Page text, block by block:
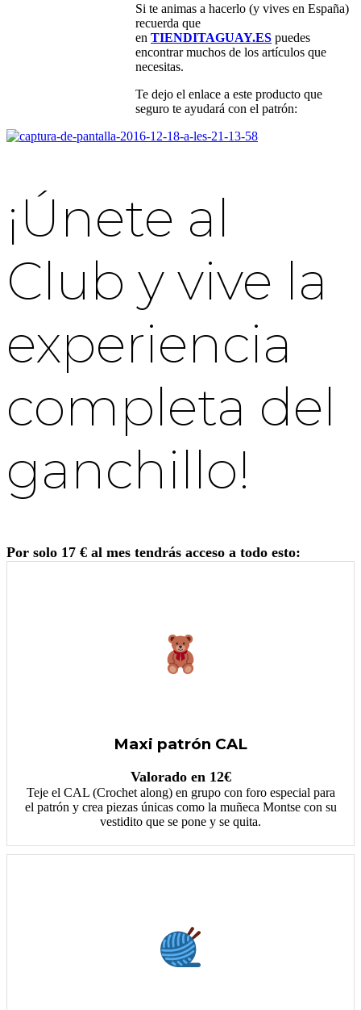
Si te animas a hacerlo (y vives en España)
recuerda que
en TIENDITAGUAY.ES puedes
encontrar muchos de los artículos que
necesitas.
Te dejo el enlace a este producto que
seguro te ayudará con el patrón:
¡Únete al
Club y vive la
experiencia
completa del
ganchillo!
Por solo 17 € al mes tendrás acceso a todo esto:
Maxi patrón CAL
Valorado en 12€
Teje el CAL (Crochet along) en grupo con foro especial para
el patrón y crea piezas únicas como la muñeca Montse con su
vestidito que se pone y se quita.